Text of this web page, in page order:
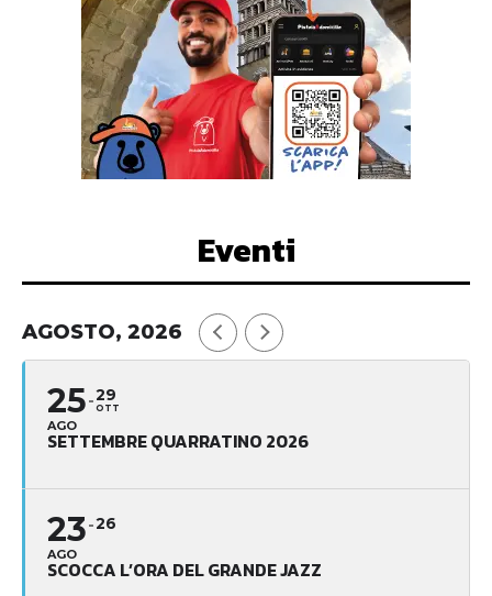
Eventi
AGOSTO, 2026
25
AGO
29
OTT
SETTEMBRE QUARRATINO 2026
23
AGO
26
SCOCCA L’ORA DEL GRANDE JAZZ